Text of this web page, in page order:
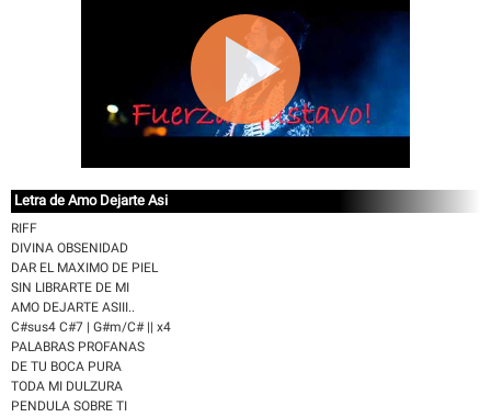
Letra de Amo Dejarte Asi
RIFF
DIVINA OBSENIDAD
DAR EL MAXIMO DE PIEL
SIN LIBRARTE DE MI
AMO DEJARTE ASIII..
C#sus4 C#7 | G#m/C# || x4
PALABRAS PROFANAS
DE TU BOCA PURA
TODA MI DULZURA
PENDULA SOBRE TI